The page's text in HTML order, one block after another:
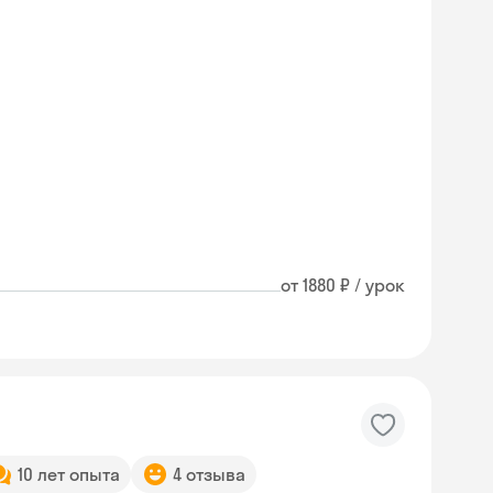
от 1880 ₽ / урок
10 лет опыта 4 отзыва